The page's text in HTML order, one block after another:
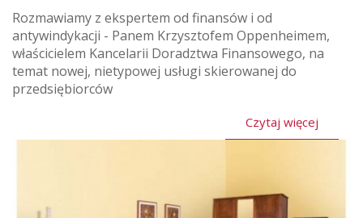
Rozmawiamy z ekspertem od finansów i od
antywindykacji - Panem Krzysztofem Oppenheimem,
właścicielem Kancelarii Doradztwa Finansowego, na
temat nowej, nietypowej usługi skierowanej do
przedsiębiorców
Czytaj więcej